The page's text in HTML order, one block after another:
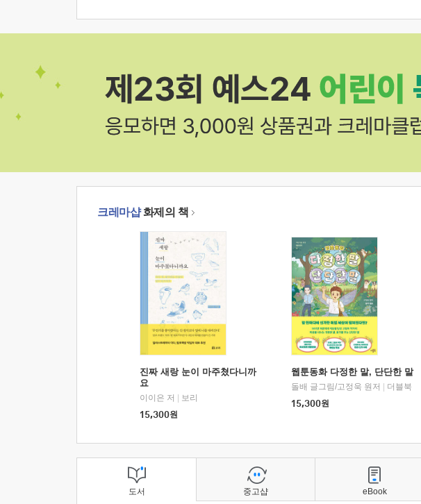
크레마샵화제의 책
진짜 새랑 눈이 마주쳤다니까
요
이이은 저
보리
15,300원
웹툰동화 다정한 말, 단단한 말
돌배 글그림/고정욱 원저
더블북
15,300원
도서 중고샵 eBook